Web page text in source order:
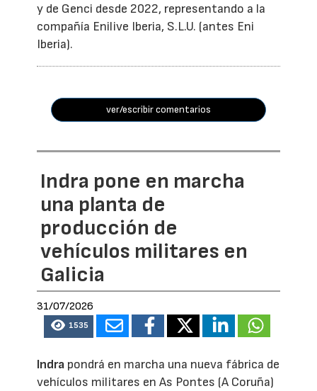
y de Genci desde 2022, representando a la
compañía Enilive Iberia, S.L.U. (antes Eni
Iberia).
ver/escribir comentarios
Indra pone en marcha
una planta de
producción de
vehículos militares en
Galicia
31/07/2026
1535
Indra pondrá en marcha una nueva fábrica de
vehículos militares en As Pontes (A Coruña)